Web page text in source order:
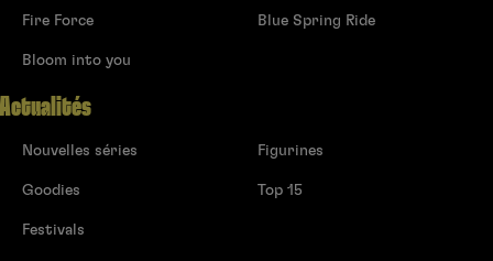
Fire Force
Bloom into you
Blue Spring Ride
Actualités
Nouvelles séries
Goodies
Festivals
Figurines
Top 15